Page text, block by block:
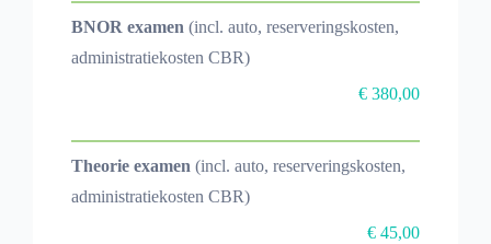
BNOR examen (incl. auto, reserveringskosten,
administratiekosten CBR)
€ 380,00
Theorie examen (incl. auto, reserveringskosten,
administratiekosten CBR)
€ 45,00